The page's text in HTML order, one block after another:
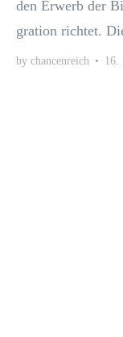
den Erwerb der
gra­ti­on rich­tet.
by chancenreich • 16.